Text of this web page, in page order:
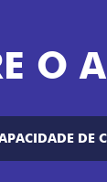
O
DE